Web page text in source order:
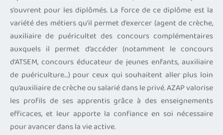
s’ouvrent pour les diplômés. La force de ce diplôme est la
variété des métiers qu’il permet d’exercer (agent de crèche,
auxiliaire de puéricultet des concours complémentaires
auxquels il permet d’accéder (notamment le concours
d’ATSEM, concours éducateur de jeunes enfants, auxiliaire
de puériculture…) pour ceux qui souhaitent aller plus loin
qu’auxiliaire de crèche ou salarié dans le privé. AZAP valorise
les profils de ses apprentis grâce à des enseignements
efficaces, et leur apporte la confiance en soi nécessaire
pour avancer dans la vie active.